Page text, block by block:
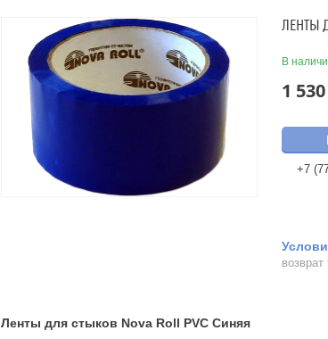
ЛЕНТЫ
В
1
+7
Ленты для стыков Nova Roll PVC Синяя